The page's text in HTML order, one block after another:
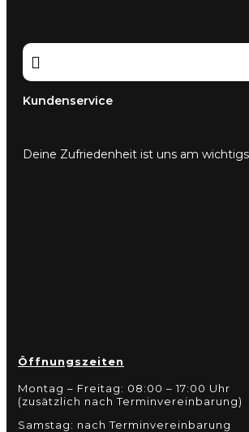

Kundenservice
Deine Zufriedenheit ist uns am
Öffnungszeiten
Montag – Freitag: 08:00 – 17:00 Uhr
(zusätzlich nach Terminvereinbarung)
Samstag: nach Terminvereinbarung